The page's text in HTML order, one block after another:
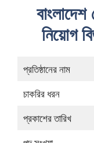
নিয়োগ
প্রতিষ্ঠানের নাম
চাকরির ধরন
প্রকাশের তারিখ